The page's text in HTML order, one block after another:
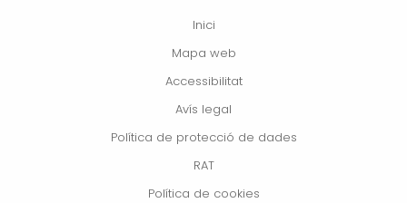
Inici
Mapa web
Accessibilitat
Avís legal
Política de protecció de dades
RAT
Política de cookies